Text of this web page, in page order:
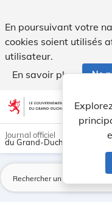
En poursuivant votre
cookies soient utilisés
utilisateur.
En savoir plus
Ne
Aller au contenu
Journal officiel
du Grand-Duché de